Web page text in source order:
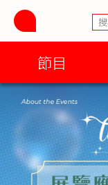
節目